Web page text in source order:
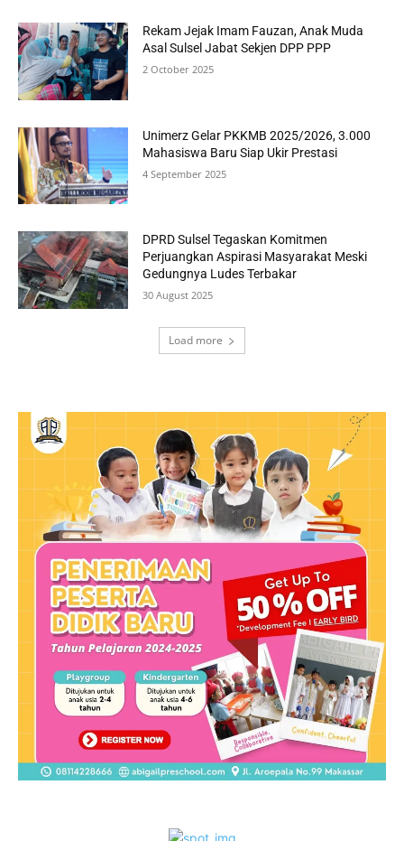
Rekam Jejak Imam Fauzan, Anak Muda
Asal Sulsel Jabat Sekjen DPP PPP
2 October 2025
Unimerz Gelar PKKMB 2025/2026, 3.000
Mahasiswa Baru Siap Ukir Prestasi
4 September 2025
DPRD Sulsel Tegaskan Komitmen
Perjuangkan Aspirasi Masyarakat Meski
Gedungnya Ludes Terbakar
30 August 2025
Load more